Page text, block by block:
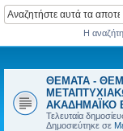
Η
ΘΕΜΑΤΑ -
ΑΚΑΔΗΜΑΪΚΟ
Τελευταία
Δημοσιεύτηκε σε